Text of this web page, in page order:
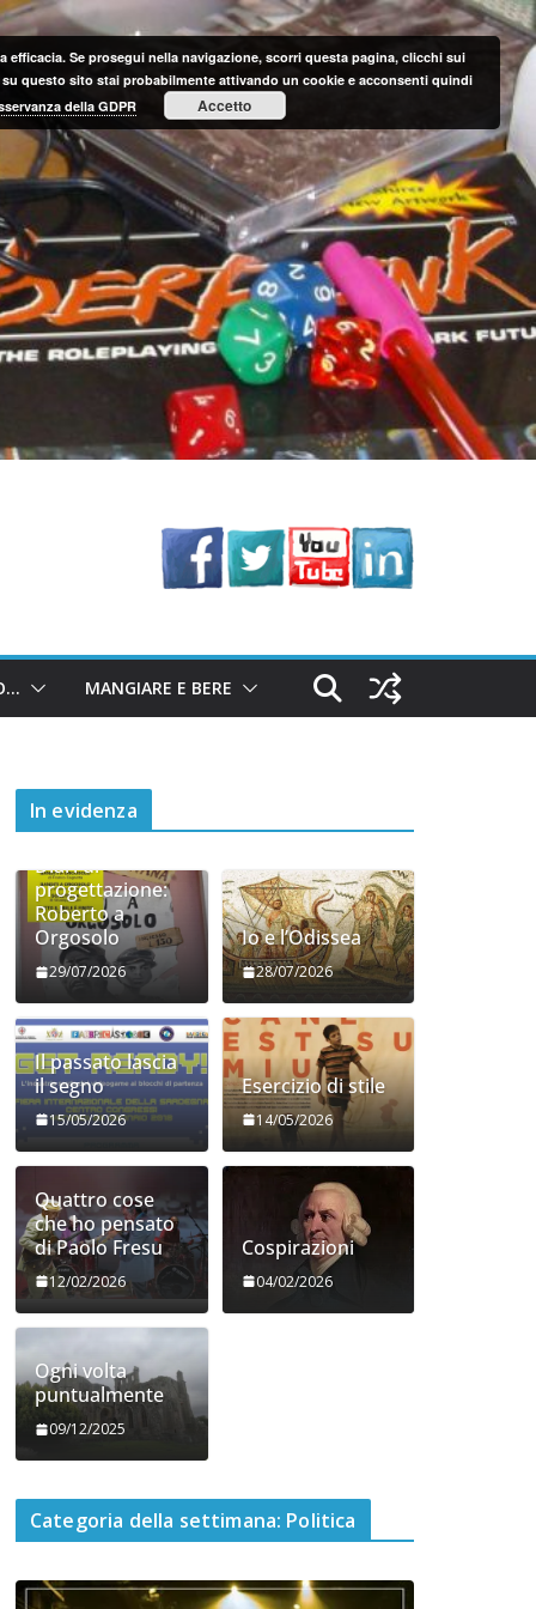
MANGIARE E BERE
In evidenza
Diari di
progettazione:
Roberto a
Orgosolo
29/07/2026
Io e l’Odissea
28/07/2026
Il passato lascia
il segno
15/05/2026
Esercizio di stile
14/05/2026
Quattro cose
che ho pensato
di Paolo Fresu
12/02/2026
Cospirazioni
04/02/2026
Ogni volta
puntualmente
09/12/2025
Categoria della settimana: Politica
Se prosegui nella navigazione, scorri questa pagina, clicchi sui
questo sito stai probabilmente attivando un cookie e acconsenti quindi
della GDPR Accetto